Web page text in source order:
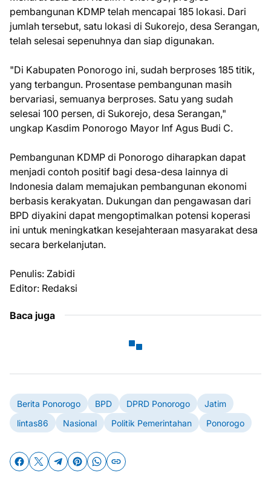
pembangunan KDMP telah mencapai 185 lokasi. Dari
jumlah tersebut, satu lokasi di Sukorejo, desa Serangan,
telah selesai sepenuhnya dan siap digunakan.
"Di Kabupaten Ponorogo ini, sudah berproses 185 titik,
yang terbangun. Prosentase pembangunan masih
bervariasi, semuanya berproses. Satu yang sudah
selesai 100 persen, di Sukorejo, desa Serangan,"
ungkap Kasdim Ponorogo Mayor Inf Agus Budi C.
Pembangunan KDMP di Ponorogo diharapkan dapat
menjadi contoh positif bagi desa-desa lainnya di
Indonesia dalam memajukan pembangunan ekonomi
berbasis kerakyatan. Dukungan dan pengawasan dari
BPD diyakini dapat mengoptimalkan potensi koperasi
ini untuk meningkatkan kesejahteraan masyarakat desa
secara berkelanjutan.
Penulis: Zabidi
Editor: Redaksi
Baca juga
Berita Ponorogo BPD DPRD Ponorogo
Jatim
lintas86
Nasional Politik Pemerintahan Ponorogo